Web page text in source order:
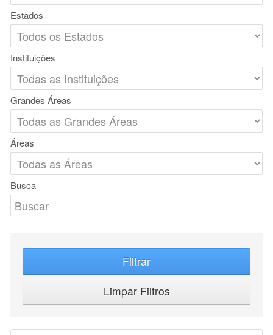
Estados
Instituições
Grandes Áreas
Áreas
Busca
Filtrar
Limpar Filtros